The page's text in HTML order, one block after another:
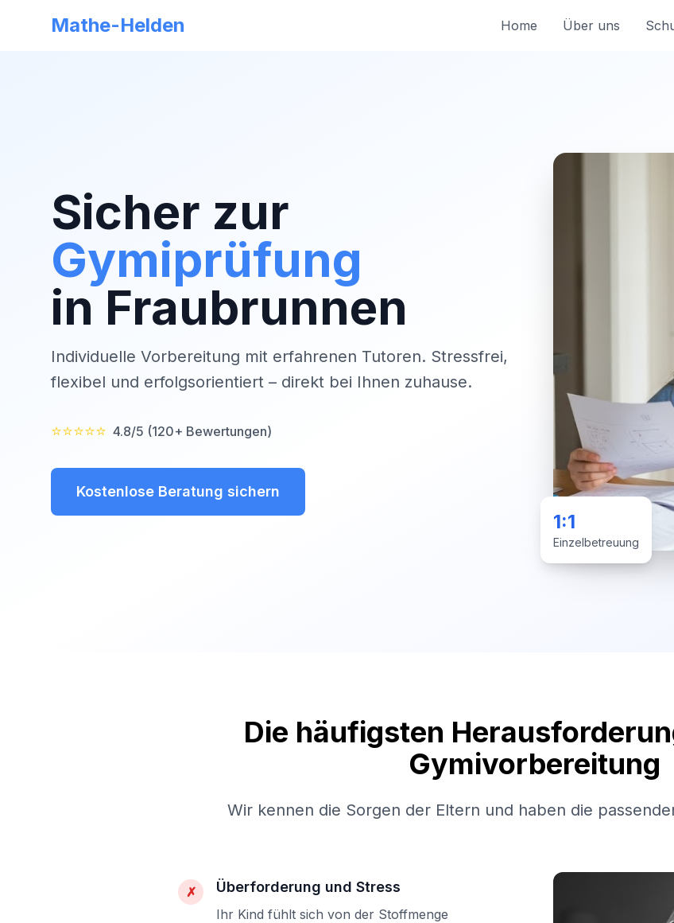
Mathe-Helden Home Über uns
Sicher zur
Gymiprüfung
in Fraubrunnen
Individuelle Vorbereitung mit erfahrenen Tutoren. Stressfrei,
flexibel und erfolgsorientiert – direkt bei Ihnen zuhause.
⭐⭐⭐⭐⭐ 4.8/5 (120+ Bewertungen)
Kostenlose Beratung sichern
1:1
Einzelbetreuung
Die häufigsten
Gymivorbereitung
Wir kennen die Sorgen der Eltern und haben die
✗ Überforderung und Stress
Ihr Kind fühlt sich von der Stoffmenge